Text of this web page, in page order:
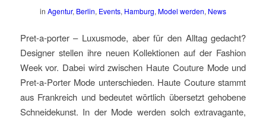
in Agentur, Berlin, Events, Hamburg, Model werden, News
Pret-a-porter – Luxusmode, aber für den Alltag gedacht?
Designer stellen ihre neuen Kollektionen auf der Fashion
Week vor. Dabei wird zwischen Haute Couture Mode und
Pret-a-Porter Mode unterschieden. Haute Couture stammt
aus Frankreich und bedeutet wörtlich übersetzt gehobene
Schneidekunst. In der Mode werden solch extravagante,